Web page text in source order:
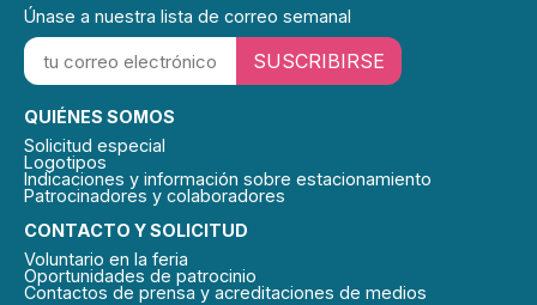
CONTACTO Y SOLICITUD
Voluntario en la feria
Oportunidades de patrocinio
Contactos de prensa y acreditaciones de medios
QUIÉNES SOMOS
Solicitud especial
Logotipos
Indicaciones y información sobre estacionamiento
Patrocinadores y colaboradores
Únase a nuestra lista de correo semanal
SUSCRIBIRSE